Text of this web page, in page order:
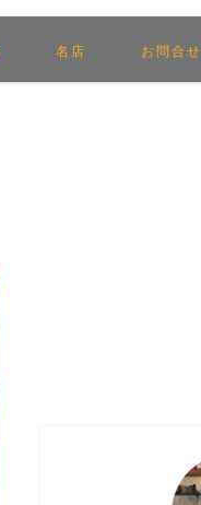
名店 お問合せ